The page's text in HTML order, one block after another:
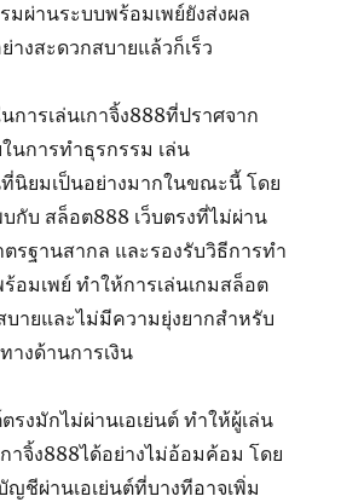
มผ่านระบบพร้อมเพย์ยังส่งผล
างสะดวกสบายแล้วก็เร็ว
การเล่นเกาจิ้ง888ที่ปราศจาก
นการทำธุรกรรม เล่น
นิยมเป็นอย่างมากในขณะนี้ โดย
บกับ สล็อต888 เว็บตรงที่ไม่ผ่าน
รฐานสากล และรองรับวิธีการทำ
อมเพย์ ทำให้การเล่นเกมสล็อต
บายและไม่มีความยุ่งยากสำหรับ
างด้านการเงิน
รงมักไม่ผ่านเอเย่นต์ ทำให้ผู้เล่น
กาจิ้ง888ได้อย่างไม่อ้อมค้อม โดย
ญชีผ่านเอเย่นต์ที่บางทีอาจเพิ่ม